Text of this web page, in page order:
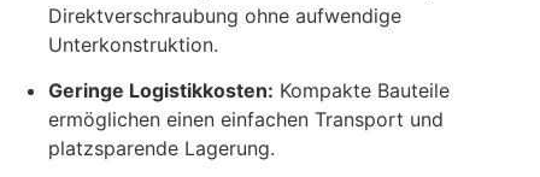
Direktverschraubung ohne aufwendige
Unterkonstruktion.
Geringe Logistikkosten: Kompakte Bauteile
ermöglichen einen einfachen Transport und
platzsparende Lagerung.